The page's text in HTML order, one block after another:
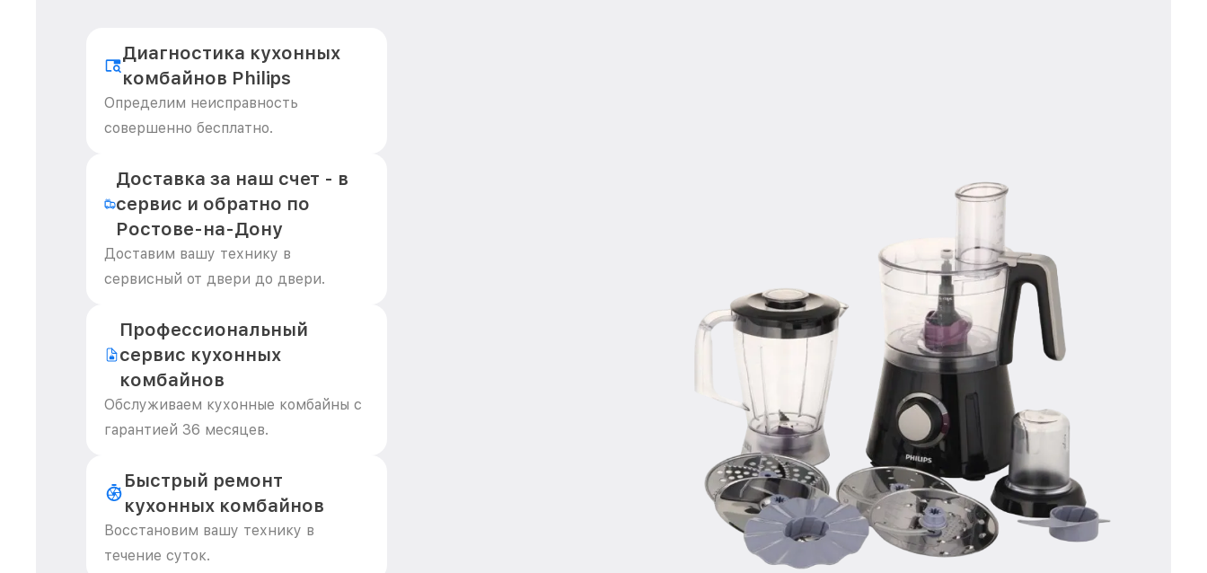
Диагностика кухонных
комбайнов Philips
Определим неисправность
совершенно бесплатно.
Доставка за наш счет - в
сервис и обратно по
Ростове-на-Дону
Доставим вашу технику в
сервисный от двери до двери.
Профессиональный
сервис кухонных
комбайнов
Обслуживаем кухонные комбайны с
гарантией 36 месяцев.
Быстрый ремонт
кухонных комбайнов
Восстановим вашу технику в
течение суток.